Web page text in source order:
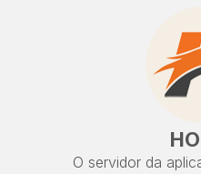
O servidor da